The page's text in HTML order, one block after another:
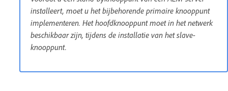
installeert, moet u het bijbehorende primaire knooppunt
implementeren. Het hoofdknooppunt moet in het netwerk
beschikbaar zijn, tijdens de installatie van het slave-
knooppunt.